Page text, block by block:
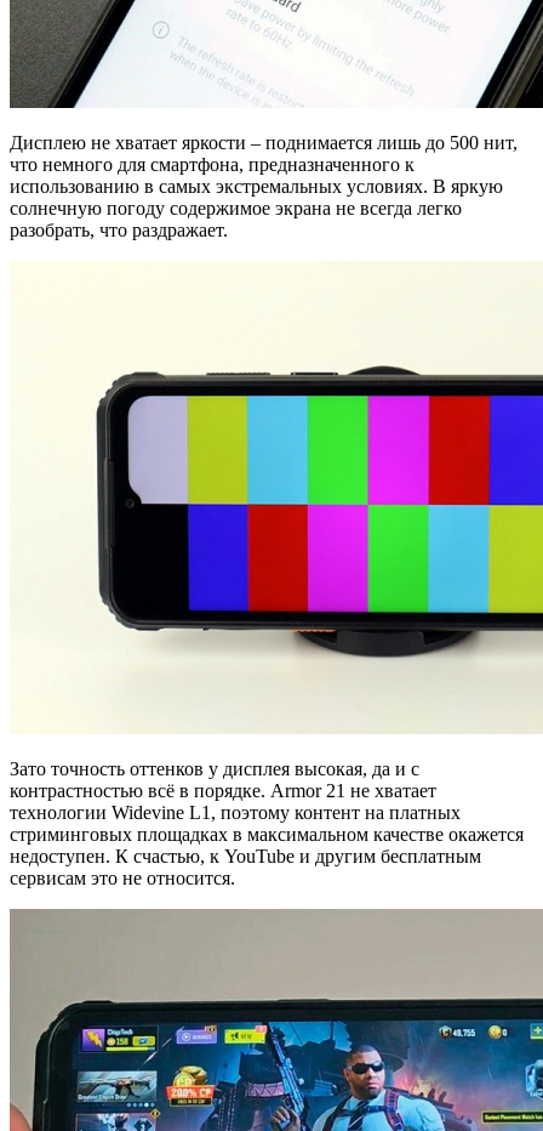
Дисплею не хватает яркости – поднимается лишь до 500 нит,
что немного для смартфона, предназначенного к
использованию в самых экстремальных условиях. В яркую
солнечную погоду содержимое экрана не всегда легко
разобрать, что раздражает.
Зато точность оттенков у дисплея высокая, да и с
контрастностью всё в порядке. Armor 21 не хватает
технологии Widevine L1, поэтому контент на платных
стриминговых площадках в максимальном качестве окажется
недоступен. К счастью, к YouTube и другим бесплатным
сервисам это не относится.